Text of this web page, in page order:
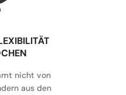
nicht von
aus den